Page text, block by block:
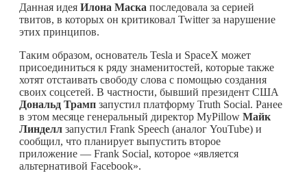
Данная идея Илона Маска последовала за серией
твитов, в которых он критиковал Twitter за нарушение
этих принципов.
Таким образом, основатель Tesla и SpaceX может
присоединиться к ряду знаменитостей, которые также
хотят отстаивать свободу слова с помощью создания
своих соцсетей. В частности, бывший президент США
Дональд Трамп запустил платформу Truth Social. Ранее
в этом месяце генеральный директор MyPillow Майк
Линделл запустил Frank Speech (аналог YouTube) и
сообщил, что планирует выпустить второе
приложение — Frank Social, которое «является
альтернативой Facebook».